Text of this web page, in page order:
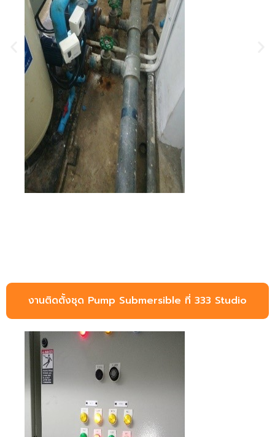
งานติดตั้งชุด Pump Submersible ที่ 333 Studio